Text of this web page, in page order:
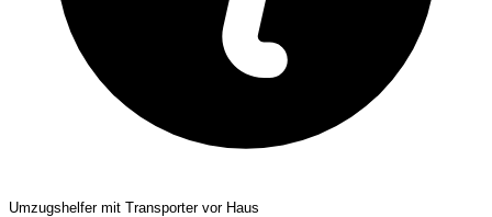
Umzugshelfer mit Transporter vor Haus